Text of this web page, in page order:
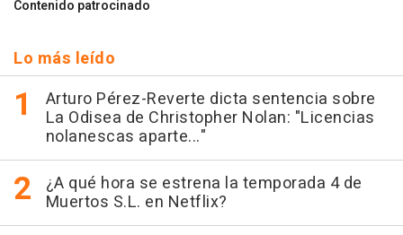
Contenido patrocinado
Lo más leído
Arturo Pérez-Reverte dicta sentencia sobre
La Odisea de Christopher Nolan: "Licencias
nolanescas aparte..."
¿A qué hora se estrena la temporada 4 de
Muertos S.L. en Netflix?